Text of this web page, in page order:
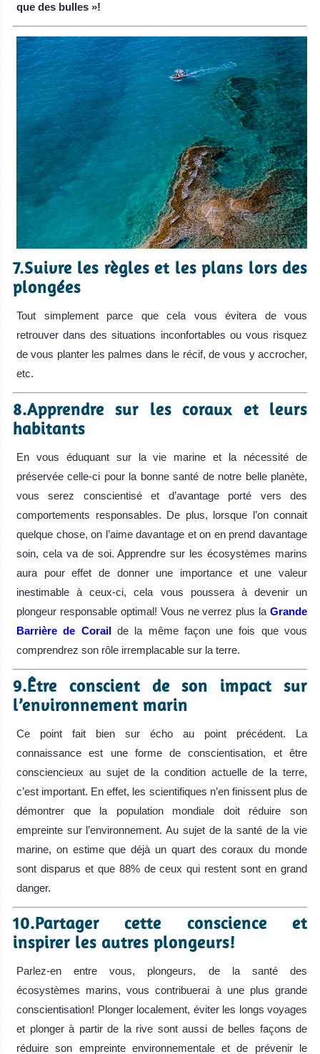
que des bulles »!
7.Suivre les règles et les plans lors des
plongées
Tout simplement parce que cela vous évitera de vous
retrouver dans des situations inconfortables ou vous risquez
de vous planter les palmes dans le récif, de vous y accrocher,
etc.
8.Apprendre sur les coraux et leurs
habitants
En vous éduquant sur la vie marine et la nécessité de
préservée celle-ci pour la bonne santé de notre belle planète,
vous serez conscientisé et d’avantage porté vers des
comportements responsables. De plus, lorsque l’on connait
quelque chose, on l’aime davantage et on en prend davantage
soin, cela va de soi. Apprendre sur les écosystèmes marins
aura pour effet de donner une importance et une valeur
inestimable à ceux-ci, cela vous poussera à devenir un
plongeur responsable optimal! Vous ne verrez plus la Grande
Barrière de Corailde la même façon une fois que vous
comprendrez son rôle irremplacable sur la terre.
9.Être conscient de son impact sur
l’environnement marin
Ce point fait bien sur écho au point précédent. La
connaissance est une forme de conscientisation, et être
consciencieux au sujet de la condition actuelle de la terre,
c’est important. En effet, les scientifiques n’en finissent plus de
démontrer que la population mondiale doit réduire son
empreinte sur l’environnement. Au sujet de la santé de la vie
marine, on estime que déjà un quart des coraux du monde
sont disparus et que 88% de ceux qui restent sont en grand
danger.
10.Partager cette conscience et
inspirer les autres plongeurs!
Parlez-en entre vous, plongeurs, de la santé des
écosystèmes marins, vous contribuerai à une plus grande
conscientisation! Plonger localement, éviter les longs voyages
et plonger à partir de la rive sont aussi de belles façons de
réduire son empreinte environnementale et de prévenir le